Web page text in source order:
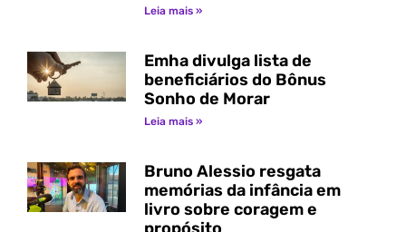
Leia mais »
Emha divulga lista de
beneficiários do Bônus
Sonho de Morar
Leia mais »
Bruno Alessio resgata
memórias da infância em
livro sobre coragem e